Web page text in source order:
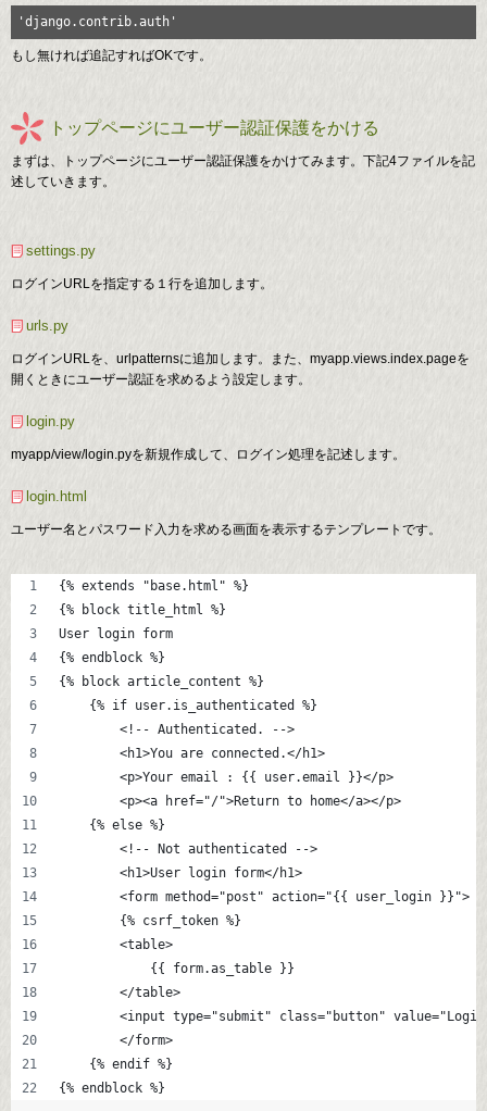
'django.contrib.auth'
もし無ければ追記すればOKです。
トップページにユーザー認証保護をかける
まずは、トップページにユーザー認証保護をかけてみます。下記4ファイルを記
述していきます。
settings.py
ログインURLを指定する１行を追加します。
urls.py
ログインURLを、urlpatternsに追加します。また、myapp.views.index.pageを
開くときにユーザー認証を求めるよう設定します。
login.py
myapp/view/login.pyを新規作成して、ログイン処理を記述します。
login.html
ユーザー名とパスワード入力を求める画面を表示するテンプレートです。
{% extends "base.html" %}
{% block title_html %}
User login form
{% endblock %}
{% block article_content %}
    {% if user.is_authenticated %}
    	<!-- Authenticated. -->
        <h1>You are connected.</h1>
        <p>Your email : {{ user.email }}</p>
        <p><a href="/">Return to home</a></p>
    {% else %}
    	<!-- Not authenticated -->
        <h1>User login form</h1>
        <form method="post" action="{{ user_login }}">
        {% csrf_token %}
        <table>
            {{ form.as_table }}
        </table>
<input type="submit" class="button"
        </form>
    {% endif %}
{% endblock %}